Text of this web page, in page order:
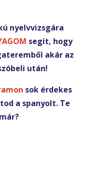
nyelvvizsgára
segít, hogy
akár az
után!
sok érdekes
a spanyolt. Te